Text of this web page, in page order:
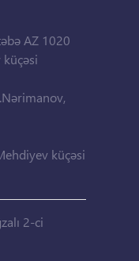
AZ 1020
küçəsi
2-ci